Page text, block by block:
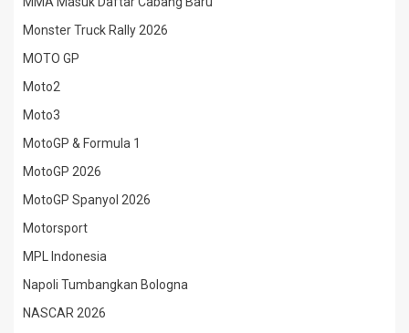
Monster Truck Rally 2026
MOTO GP
Moto2
Moto3
MotoGP & Formula 1
MotoGP 2026
MotoGP Spanyol 2026
Motorsport
MPL Indonesia
Napoli Tumbangkan Bologna
NASCAR 2026